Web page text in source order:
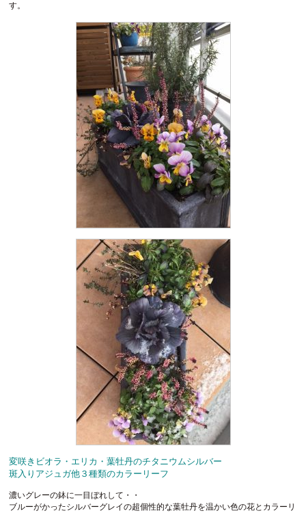
す。
変咲きビオラ・エリカ・葉牡丹のチタニウムシルバー
斑入りアジュガ他３種類のカラーリーフ
濃いグレーの鉢に一目ぼれして・・
ブルーがかったシルバーグレイの超個性的な葉牡丹を温かい色の花とカラーリ